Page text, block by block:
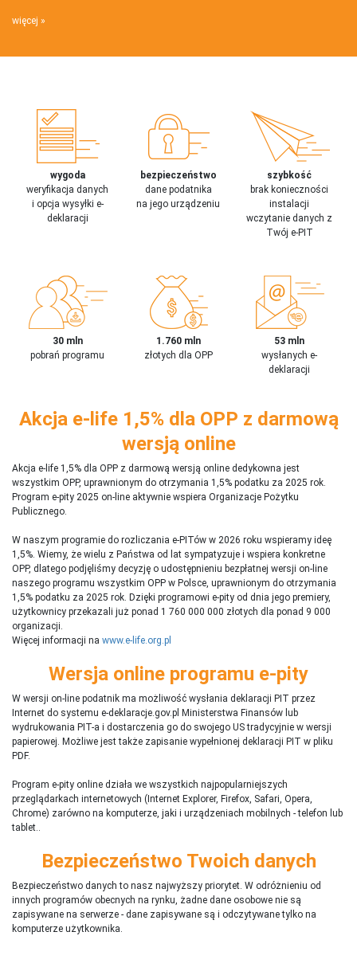
więcej
wygoda
weryfikacja danych
i opcja wysyłki e-
deklaracji
bezpieczeństwo
dane podatnika
na jego urządzeniu
szybkość
brak konieczności
instalacji
wczytanie danych z
Twój e-PIT
30 mln
pobrań programu
1.760 mln
złotych dla OPP
53 mln
wysłanych e-
deklaracji
Akcja e-life 1,5% dla OPP z darmową
wersją online
Akcja e-life 1,5% dla OPP z darmową wersją online dedykowna jest
wszystkim OPP, uprawnionym do otrzymania 1,5% podatku za 2025 rok.
Program e-pity 2025 on-line aktywnie wspiera Organizacje Pożytku
Publicznego.
W naszym programie do rozliczania e-PITów w 2026 roku wspieramy ideę
1,5%. Wiemy, że wielu z Państwa od lat sympatyzuje i wspiera konkretne
OPP, dlatego podjęliśmy decyzję o udostępnieniu bezpłatnej wersji on-line
naszego programu wszystkim OPP w Polsce, uprawnionym do otrzymania
1,5% podatku za 2025 rok. Dzięki programowi e-pity od dnia jego premiery,
użytkownicy przekazali już ponad 1 760 000 000 złotych dla ponad 9 000
organizacji.
Więcej informacji na www.e-life.org.pl
Wersja online programu e-pity
W wersji on-line podatnik ma możliwość wysłania deklaracji PIT przez
Internet do systemu e-deklaracje.gov.pl Ministerstwa Finansów lub
wydrukowania PIT-a i dostarczenia go do swojego US tradycyjnie w wersji
papierowej. Możliwe jest także zapisanie wypełnionej deklaracji PIT w pliku
PDF.
Program e-pity online działa we wszystkich najpopularniejszych
przeglądarkach internetowych (Internet Explorer, Firefox, Safari, Opera,
Chrome) zarówno na komputerze, jaki i urządzeniach mobilnych - telefon lub
tablet..
Bezpieczeństwo Twoich danych
Bezpieczeństwo danych to nasz najwyższy priorytet. W odróżnieniu od
innych programów obecnych na rynku, żadne dane osobowe nie są
zapisywane na serwerze - dane zapisywane są i odczytywane tylko na
komputerze użytkownika.